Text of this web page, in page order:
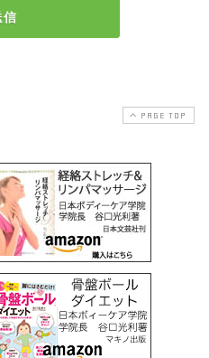
PAGE TOP